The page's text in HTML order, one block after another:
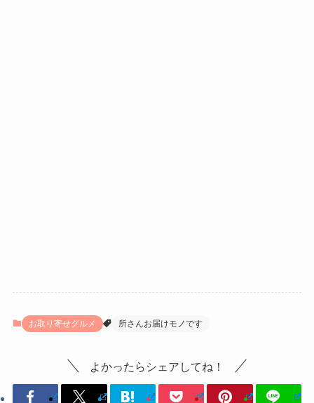
お取り寄せグルメ 所さんお届けモノです
よかったらシェアしてね！